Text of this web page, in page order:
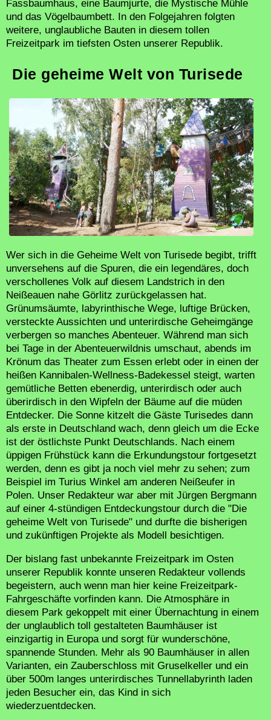
Fassbaumhaus, eine Baumjurte, die Mystische Mühle
und das Vögelbaumbett. In den Folgejahren folgten
weitere, unglaubliche Bauten in diesem tollen
Freizeitpark im tiefsten Osten unserer Republik.
Die geheime Welt von Turisede
Wer sich in die Geheime Welt von Turisede begibt, trifft
unversehens auf die Spuren, die ein legendäres, doch
verschollenes Volk auf diesem Landstrich in den
Neißeauen nahe Görlitz zurückgelassen hat.
Grünumsäumte, labyrinthische Wege, luftige Brücken,
versteckte Aussichten und unterirdische Geheimgänge
verbergen so manches Abenteuer. Während man sich
bei Tage in der Abenteuerwildnis umschaut, abends im
Krönum das Theater zum Essen erlebt oder in einen der
heißen Kannibalen-Wellness-Badekessel steigt, warten
gemütliche Betten ebenerdig, unterirdisch oder auch
überirdisch in den Wipfeln der Bäume auf die müden
Entdecker. Die Sonne kitzelt die Gäste Turisedes dann
als erste in Deutschland wach, denn gleich um die Ecke
ist der östlichste Punkt Deutschlands. Nach einem
üppigen Frühstück kann die Erkundungstour fortgesetzt
werden, denn es gibt ja noch viel mehr zu sehen; zum
Beispiel im Turius Winkel am anderen Neißeufer in
Polen. Unser Redakteur war aber mit Jürgen Bergmann
auf einer 4-stündigen Entdeckungstour durch die "Die
geheime Welt von Turisede" und durfte die bisherigen
und zukünftigen Projekte als Modell besichtigen.
Der bislang fast unbekannte Freizeitpark im Osten
unserer Republik konnte unseren Redakteur vollends
begeistern, auch wenn man hier keine Freizeitpark-
Fahrgeschäfte vorfinden kann. Die Atmosphäre in
diesem Park gekoppelt mit einer Übernachtung in einem
der unglaublich toll gestalteten Baumhäuser ist
einzigartig in Europa und sorgt für wunderschöne,
spannende Stunden. Mehr als 90 Baumhäuser in allen
Varianten, ein Zauberschloss mit Gruselkeller und ein
über 500m langes unterirdisches Tunnellabyrinth laden
jeden Besucher ein, das Kind in sich
wiederzuentdecken.